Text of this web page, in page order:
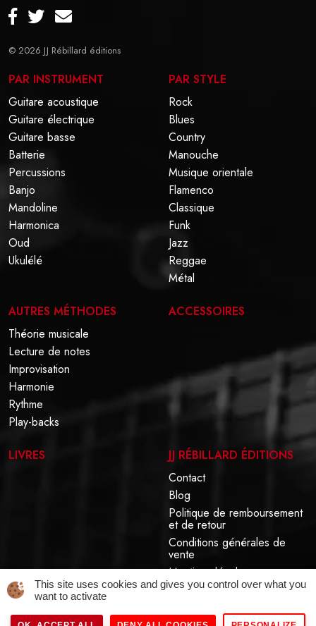
© 2026 JJ Rébillard éditions
PAR INSTRUMENT
Guitare acoustique
Guitare électrique
Guitare basse
Batterie
Percussions
Banjo
Mandoline
Harmonica
Oud
Ukulélé
PAR STYLE
Rock
Blues
Country
Manouche
Musique orientale
Flamenco
Classique
Funk
Jazz
Reggae
Métal
AUTRES MÉTHODES
Théorie musicale
Lecture de notes
Improvisation
Harmonie
Rythme
Play-backs
ACCESSOIRES
LIVRES
JJ RÉBILLARD ÉDITIONS
Contact
Blog
Politique de remboursement
et de retour
Conditions générales de
vente
Mentions légales
This site uses cookies and gives you control over what you
want to activate